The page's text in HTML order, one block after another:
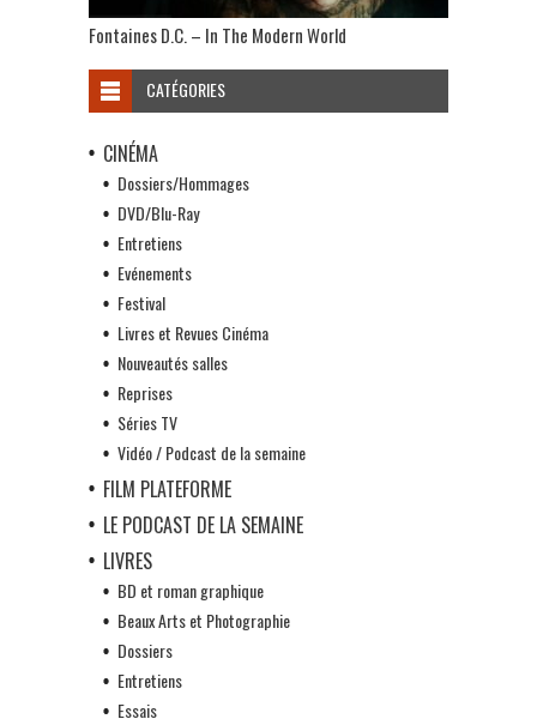
Fontaines D.C. – In The Modern World
CATÉGORIES
CINÉMA
Dossiers/Hommages
DVD/Blu-Ray
Entretiens
Evénements
Festival
Livres et Revues Cinéma
Nouveautés salles
Reprises
Séries TV
Vidéo / Podcast de la semaine
FILM PLATEFORME
LE PODCAST DE LA SEMAINE
LIVRES
BD et roman graphique
Beaux Arts et Photographie
Dossiers
Entretiens
Essais